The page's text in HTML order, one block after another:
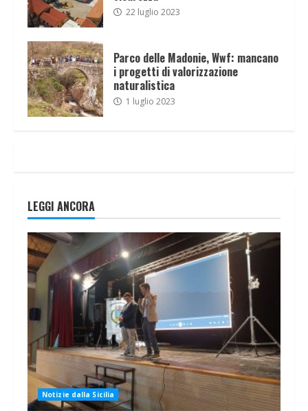
22 luglio 2023
Parco delle Madonie, Wwf: mancano
i progetti di valorizzazione
naturalistica
1 luglio 2023
LEGGI ANCORA
Notizie dalla Sicilia